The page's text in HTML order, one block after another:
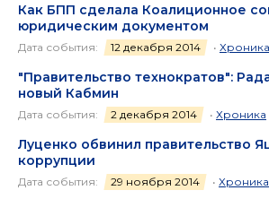
Как БПП сделала Коалиционное
юридическим документом
Дата события: 12 декабря 2014 • Хроника
"Правительство технократов":
новый Кабмин
Дата события: 2 декабря 2014 • Хроника
Луценко обвинил правительство
коррупции
Дата события: 29 ноября 2014 • Хроника